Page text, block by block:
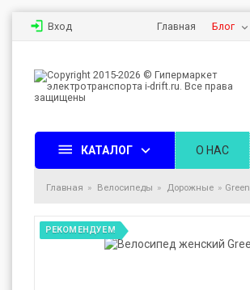
Вход Главная Блог
КАТАЛОГ О НАС
Главная Велосипеды Дорожные Green
РЕКОМЕНДУЕМ